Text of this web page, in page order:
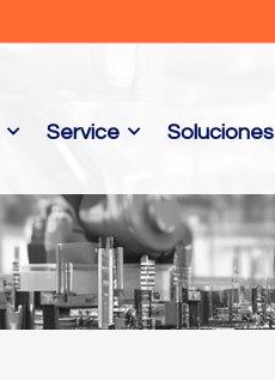
Service Soluciones